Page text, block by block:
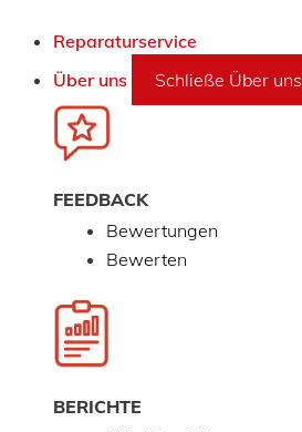
Reparaturservice
Über uns
Schließe Über uns
FEEDBACK
Bewertungen
Bewerten
BERICHTE